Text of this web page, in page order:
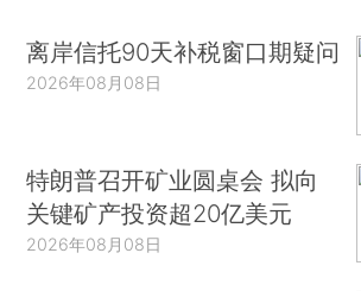
离岸信托90天补税窗口期疑问
2026年08月08日
特朗普召开矿业圆桌会 拟向
关键矿产投资超20亿美元
2026年08月08日